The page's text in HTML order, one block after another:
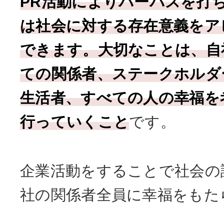
は社会に対する存在意義を
できます。大切なことは、
ての関係者、ステークホル
生活者、すべての人の幸福
行っていくことです。
企業活動をすることで社会
社の関係者全員に幸福をも